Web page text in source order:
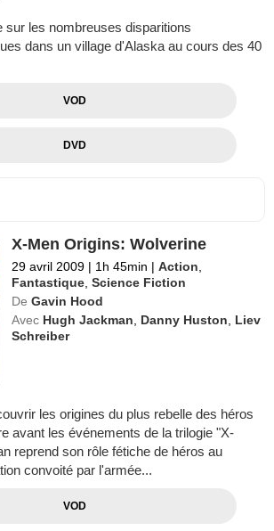
sur les nombreuses disparitions
dans un village d'Alaska au cours des 40
VOD
DVD
X-Men Origins: Wolverine
29 avril 2009 | 1h 45min | Action
Fantastique ,Science Fiction
De Gavin Hood
Avec Hugh Jackman Danny Huston
Liev
Schreiber
les origines du plus rebelle des héros
avant les événements de la trilogie "X-
reprend son rôle fétiche de héros au
convoité par l'armée...
VOD